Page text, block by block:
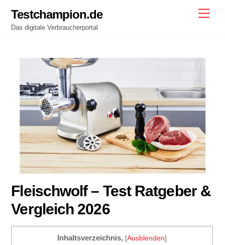
content
Testchampion.de
Das digitale Verbraucherportal
Fleischwolf – Test Ratgeber &
Vergleich 2026
Inhaltsverzeichnis, [Ausblenden]